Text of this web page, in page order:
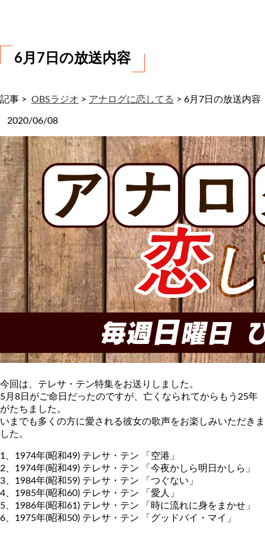
6月7日の放送内容
記事 > OBSラジオ > アナログに恋してる > 6月7日の放送内容
2020/06/08
今回は、テレサ・テン特集をお送りしました。
5月8日がご命日だったのですが、亡くなられてからもう25年
がたちました。
いまでも多くの方に愛される彼女の歌声をお楽しみいただきま
した。
1、1974年(昭和49) テレサ・テン 「空港」
2、1974年(昭和49) テレサ・テン 「今夜かしら明日かしら」
3、1984年(昭和59) テレサ・テン 「つぐない」
4、1985年(昭和60) テレサ・テン 「愛人」
5、1986年(昭和61) テレサ・テン 「時に流れに身をまかせ」
6、1975年(昭和50) テレサ・テン 「グッドバイ・マイ」